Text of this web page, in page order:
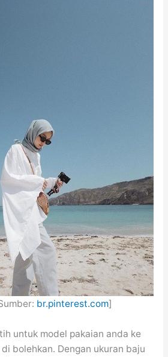
br.pinterest.com]
untuk model pakaian anda ke
bolehkan. Dengan ukuran baju